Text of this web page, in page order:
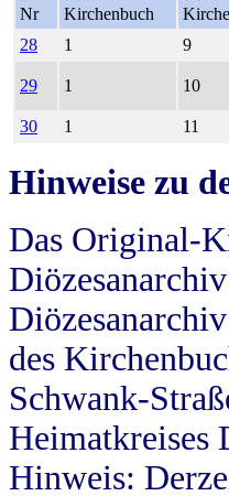
Nr
Kirchenbuch
28
1 9
29 1 10
30 1 11
Hinweise zu
Das Original-
des
Schwank-
Heimatkreises
Hinweis: